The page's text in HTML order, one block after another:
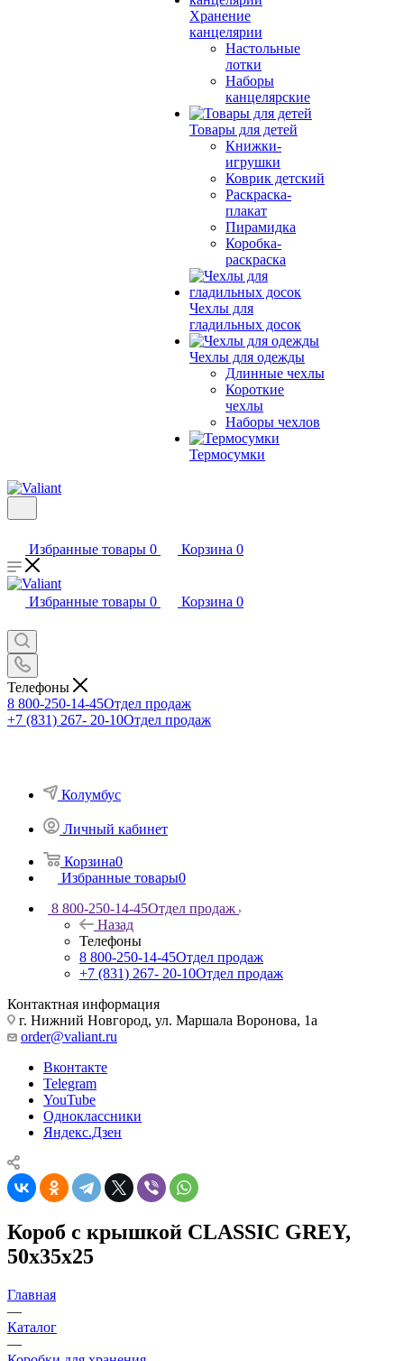
Хранение
канцелярии
Настольные
лотки
Наборы
канцелярские
Товары для детей
Книжки-
игрушки
Коврик детский
Раскраска-
плакат
Пирамидка
Коробка-
раскраска
Чехлы для
гладильных досок
Чехлы для одежды
Длинные чехлы
Короткие
чехлы
Наборы чехлов
Термосумки
Избранные товары 0 Корзина 0
Избранные товары 0 Корзина 0
Телефоны
8 800-250-14-45Отдел продаж
+7 (831) 267- 20-10Отдел продаж
Колумбус
Личный кабинет
Корзина0
Избранные товары0
8 800-250-14-45Отдел продаж
Назад
Телефоны
8 800-250-14-45Отдел продаж
+7 (831) 267- 20-10Отдел продаж
Контактная информация
г. Нижний Новгород, ул. Маршала Воронова, 1а
order@valiant.ru
Вконтакте
Telegram
YouTube
Одноклассники
Яндекс.Дзен
Короб с крышкой CLASSIC GREY,
50х35х25
Главная
—
Каталог
—